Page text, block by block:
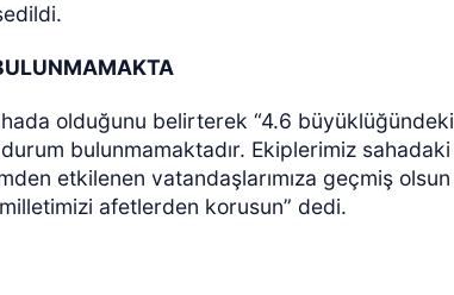
olduğunu belirterek “4.6 büyüklüğündeki
bulunmamaktadır. Ekiplerimiz sahadaki
etkilenen vatandaşlarımıza geçmiş olsun
afetlerden korusun” dedi.